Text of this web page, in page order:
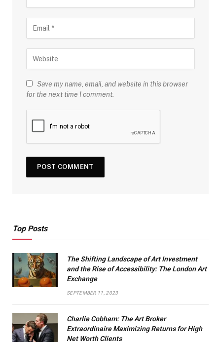
Save my name, email, and website in this browser
for the next time I comment.
Top Posts
The Shifting Landscape of Art Investment
and the Rise of Accessibility: The London Art
Exchange
SEPTEMBER 11, 2023
Charlie Cobham: The Art Broker
Extraordinaire Maximizing Returns for High
Net Worth Clients